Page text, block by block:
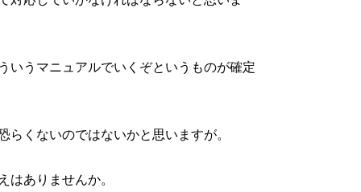
いうマニュアルでいくぞというものが確定
くないのではないかと思いますが。
はありませんか。